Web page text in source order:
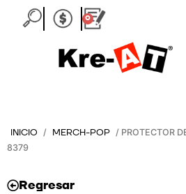
0
Carrito
INICIO / MERCH-POP / PROTECTOR
8379
Regresar